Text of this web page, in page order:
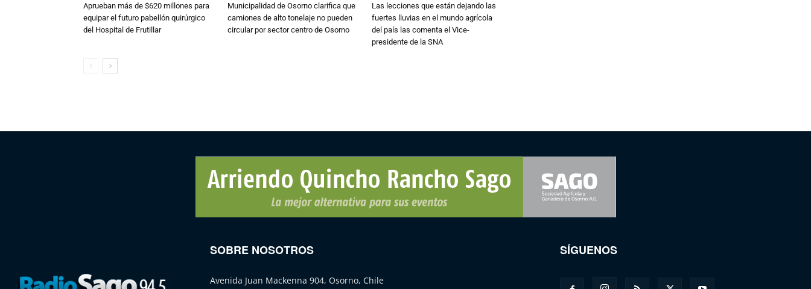
Aprueban más de $620 millones para
equipar el futuro pabellón quirúrgico
del Hospital de Frutillar
Municipalidad de Osorno clarifica que
camiones de alto tonelaje no pueden
circular por sector centro de Osorno
Las lecciones que están dejando las
fuertes lluvias en el mundo agrícola
del país las comenta el Vice-
presidente de la SNA
SOBRE NOSOTROS
Avenida Juan Mackenna 904, Osorno, Chile
SÍGUENOS